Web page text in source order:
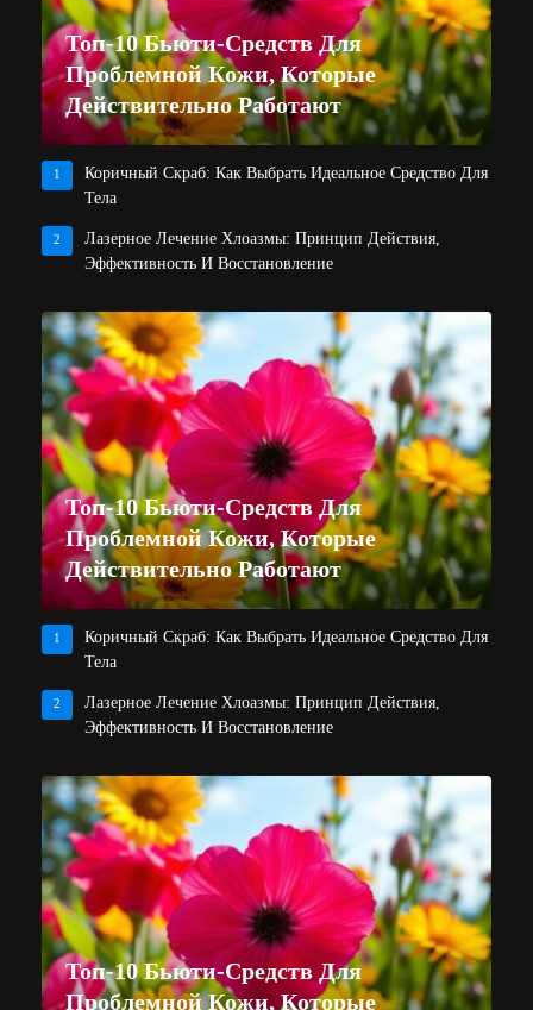
Топ-10 Бьюти-Средств Для
Проблемной Кожи, Которые
Действительно Работают
1
Коричный Скраб: Как Выбрать Идеальное Средство Для
Тела
2
Лазерное Лечение Хлоазмы: Принцип Действия,
Эффективность И Восстановление
Топ-10 Бьюти-Средств Для
Проблемной Кожи, Которые
Действительно Работают
1
Коричный Скраб: Как Выбрать Идеальное Средство Для
Тела
2
Лазерное Лечение Хлоазмы: Принцип Действия,
Эффективность И Восстановление
Топ-10 Бьюти-Средств Для
Проблемной Кожи, Которые